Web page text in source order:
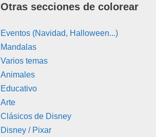
Otras secciones de colorear
Eventos (Navidad, Halloween...)
Mandalas
Varios temas
Animales
Educativo
Arte
Clásicos de Disney
Disney / Pixar